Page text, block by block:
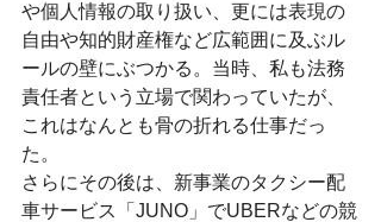
や個人情報の取り扱い、更には表現の
自由や知的財産権など広範囲に及ぶル
ールの壁にぶつかる。当時、私も法務
責任者という立場で関わっていたが、
これはなんとも骨の折れる仕事だっ
た。
さらにその後は、新事業のタクシー配
車サービス「JUNO」でUBERなどの競